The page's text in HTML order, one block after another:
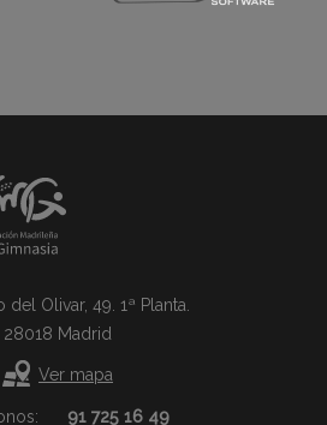
Olivar, 49. 1ª Planta.
28018 Madrid
Ver mapa
91 725 16 49